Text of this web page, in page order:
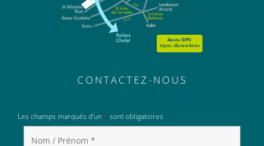
CONTACTEZ-NOUS
Les champs marqués d’un * sont obligatoires